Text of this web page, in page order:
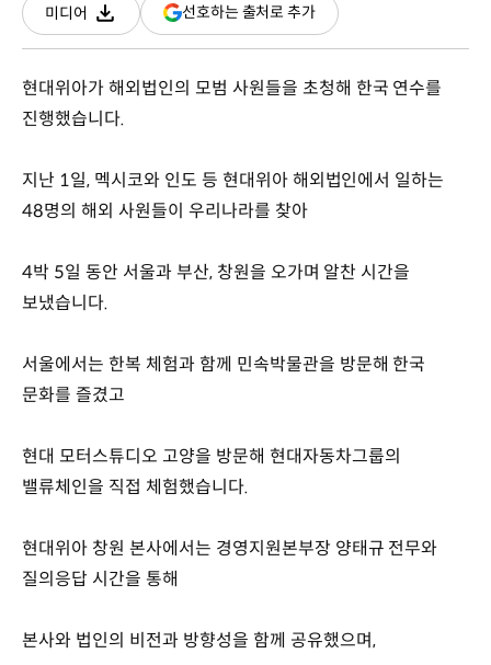
미디어
다운로드
선호하는 출처로 추가(새
창
현대위아가 해외법인의 모범 사원들을 초청해 한국 연수를
진행했습니다.
지난 1일, 멕시코와 인도 등 현대위아 해외법인에서 일하는
48명의 해외 사원들이 우리나라를 찾아
4박 5일 동안 서울과 부산, 창원을 오가며 알찬 시간을
보냈습니다.
서울에서는 한복 체험과 함께 민속박물관을 방문해 한국
문화를 즐겼고
현대 모터스튜디오 고양을 방문해 현대자동차그룹의
밸류체인을 직접 체험했습니다.
현대위아 창원 본사에서는 경영지원본부장 양태규 전무와
질의응답 시간을 통해
본사와 법인의 비전과 방향성을 함께 공유했으며,